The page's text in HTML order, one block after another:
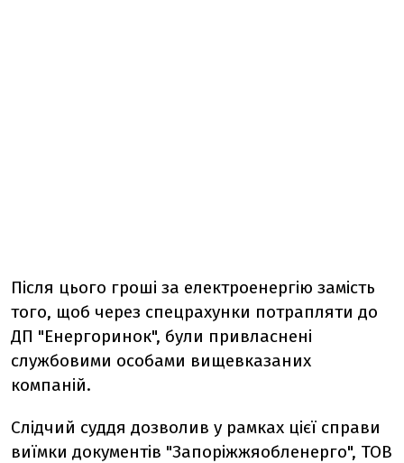
Після цього гроші за електроенергію замість
того, щоб через спецрахунки потрапляти до
ДП "Енергоринок", були привласнені
службовими особами вищевказаних
компаній.
Слідчий суддя дозволив у рамках цієї справи
виїмки документів "Запоріжжяобленерго", ТОВ